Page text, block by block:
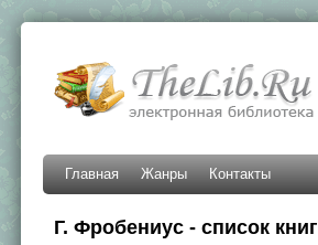
Главная Жанры Контакты
Г. Фробениус - список книг